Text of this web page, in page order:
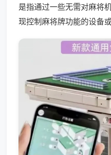
是指通过一些无需对麻将
现控制麻将牌功能的设备或